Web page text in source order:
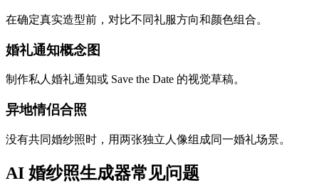
在确定真实造型前，对比不同礼服方向和颜色组合。
婚礼通知概念图
制作私人婚礼通知或 Save the Date 的视觉草稿。
异地情侣合照
没有共同婚纱照时，用两张独立人像组成同一婚礼场景。
AI 婚纱照生成器常见问题